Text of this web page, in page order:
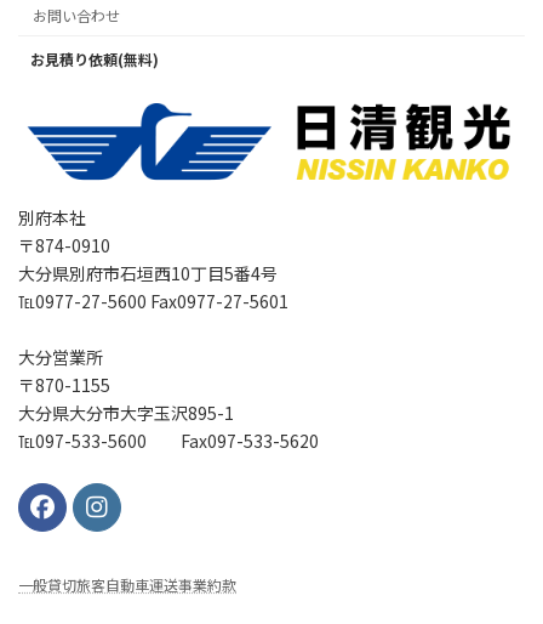
お問い合わせ
お見積り依頼(無料)
別府本社
〒874-0910
大分県別府市石垣西10丁目5番4号
℡0977-27-5600 Fax0977-27-5601
大分営業所
〒870-1155
大分県大分市大字玉沢895-1
℡097-533-5600 Fax097-533-5620
⼀般貸切旅客⾃動⾞運送事業約款